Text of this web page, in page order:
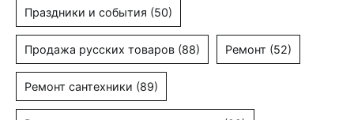
Праздники и события (50)
Продажа русских товаров (88) Ремонт (52)
Ремонт сантехники (89)